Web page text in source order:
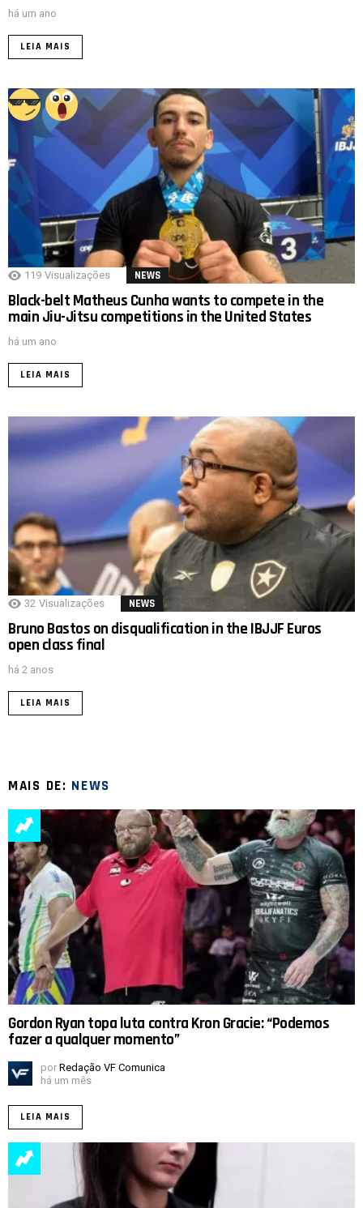
há um ano
LEIA MAIS
119 Visualizações NEWS
Black-belt Matheus Cunha wants to compete in the
main Jiu-Jitsu competitions in the United States
há um ano
LEIA MAIS
32 Visualizações NEWS
Bruno Bastos on disqualification in the IBJJF Euros
open class final
há 2 anos
LEIA MAIS
MAIS DE: NEWS
Gordon Ryan topa luta contra Kron Gracie: “Podemos
fazer a qualquer momento”
por Redação VF Comunica
há um mês
LEIA MAIS